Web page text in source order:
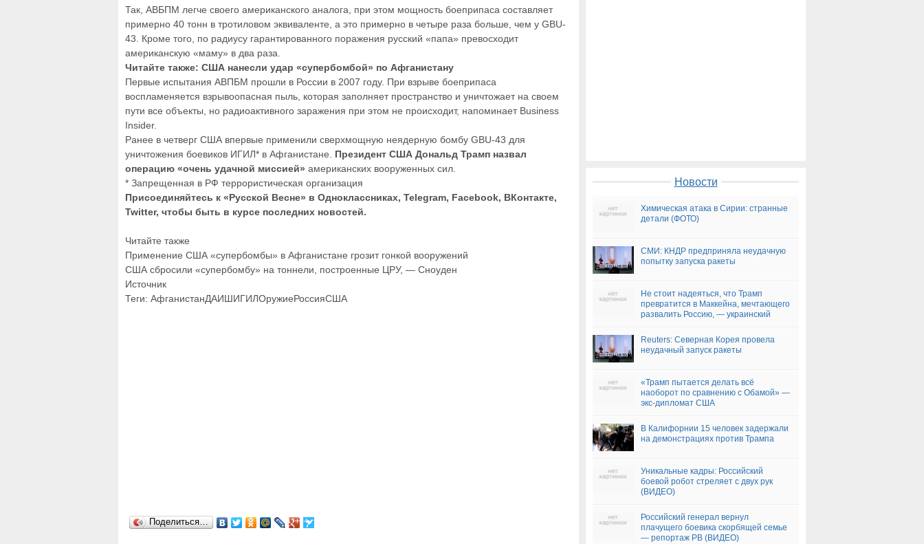
Так, АВБПМ легче своего американского аналога, при этом мощность боеприпаса составляет
примерно 40 тонн в тротиловом эквиваленте, а это примерно в четыре раза больше, чем у GBU-
43. Кроме того, по радиусу гарантированного поражения русский «папа» превосходит
американскую «маму» в два раза.
Читайте также: США нанесли удар «супербомбой» по Афганистану
Первые испытания АВПБМ прошли в России в 2007 году. При взрыве боеприпаса
воспламеняется взрывоопасная пыль, которая заполняет пространство и уничтожает на своем
пути все объекты, но радиоактивного заражения при этом не происходит, напоминает Business
Insider.
Ранее в четверг США впервые применили сверхмощную неядерную бомбу GBU-43 для
уничтожения боевиков ИГИЛ* в Афганистане. Президент США Дональд Трамп назвал
операцию «очень удачной миссией» американских вооруженных сил.
* Запрещенная в РФ террористическая организация
Присоединяйтесь к «Русской Весне» в Одноклассниках, Telegram, Facebook, ВКонтакте,
Twitter, чтобы быть в курсе последних новостей.
Читайте также
Применение США «супербомбы» в Афганистане грозит гонкой вооружений
США сбросили «супербомбу» на тоннели, построенные ЦРУ, — Сноуден
Источник
Теги: АфганистанДАИШИГИЛОружиеРоссияСША
Поделиться…
Новости
Химическая атака в Сирии: странные
детали (ФОТО)
СМИ: КНДР предприняла неудачную
попытку запуска ракеты
Не стоит надеяться, что Трамп
превратится в Маккейна, мечтающего
развалить Россию, — украинский
Reuters: Северная Корея провела
неудачный запуск ракеты
«Трамп пытается делать всё
наоборот по сравнению с Обамой» —
экс-дипломат США
В Калифорнии 15 человек задержали
на демонстрациях против Трампа
Уникальные кадры: Российский
боевой робот стреляет с двух рук
(ВИДЕО)
Российский генерал вернул
плачущего боевика скорбящей семье
— репортаж РВ (ВИДЕО)